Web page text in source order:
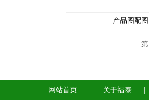
产品图配
第
网站首页 关于福泰